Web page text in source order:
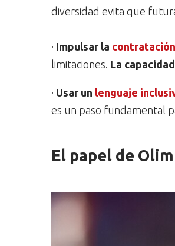
diversidad evita que
· Impulsar la
limitaciones. La
· Usar un lenguaje
es un paso fundamental
El papel de